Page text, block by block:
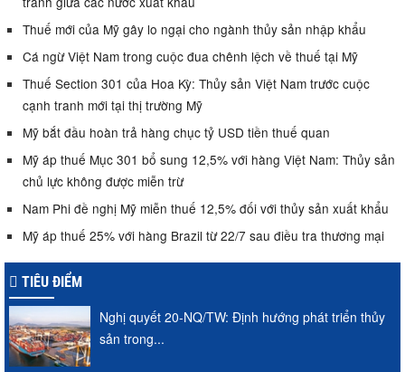
Thuế mới của Mỹ gây lo ngại cho ngành thủy sản nhập khẩu
Cá ngừ Việt Nam trong cuộc đua chênh lệch về thuế tại Mỹ
Thuế Section 301 của Hoa Kỳ: Thủy sản Việt Nam trước cuộc
cạnh tranh mới tại thị trường Mỹ
Mỹ bắt đầu hoàn trả hàng chục tỷ USD tiền thuế quan
Mỹ áp thuế Mục 301 bổ sung 12,5% với hàng Việt Nam: Thủy sản
chủ lực không được miễn trừ
Nam Phi đề nghị Mỹ miễn thuế 12,5% đối với thủy sản xuất khẩu
Mỹ áp thuế 25% với hàng Brazil từ 22/7 sau điều tra thương mại
TIÊU ĐIỂM
Nghị quyết 20-NQ/TW: Định hướng phát triển thủy
sản trong...